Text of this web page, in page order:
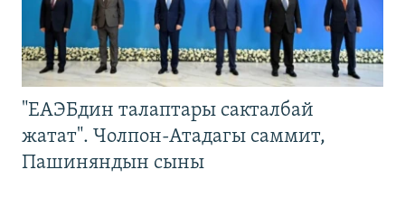
"ЕАЭБдин талаптары сакталбай
жатат". Чолпон-Атадагы саммит,
Пашиняндын сыны